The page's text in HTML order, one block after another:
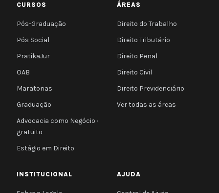
CURSOS
Pós-Graduação
Pós Social
PratikaJur
OAB
Maratonas
Graduação
Advocacia como Negócio ·
gratuito
Estágio em Direito
ÁREAS
Direito do Trabalho
Direito Tributário
Direito Penal
Direito Civil
Direito Previdenciário
Ver todas as áreas
INSTITUCIONAL AJUDA